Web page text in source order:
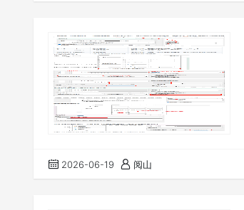
2026-06-19 阅山